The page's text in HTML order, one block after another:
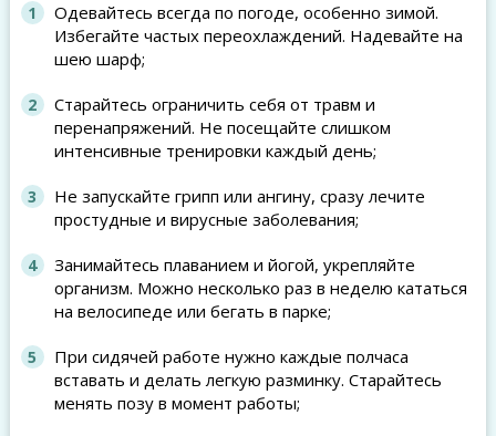
Одевайтесь всегда по погоде, особенно зимой.
Избегайте частых переохлаждений. Надевайте на
шею шарф;
Старайтесь ограничить себя от травм и
перенапряжений. Не посещайте слишком
интенсивные тренировки каждый день;
Не запускайте грипп или ангину, сразу лечите
простудные и вирусные заболевания;
Занимайтесь плаванием и йогой, укрепляйте
организм. Можно несколько раз в неделю кататься
на велосипеде или бегать в парке;
При сидячей работе нужно каждые полчаса
вставать и делать легкую разминку. Старайтесь
менять позу в момент работы;